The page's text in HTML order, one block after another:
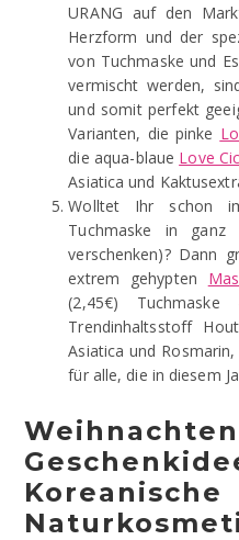
URANG auf den
Herzform und der
von Tuchmaske und
vermischt werden,
und somit perfekt
Varianten, die pinke
die aqua-blaue Love
Asiatica und
Wolltet Ihr schon
Tuchmaske in ganz
verschenken)? Dann
extrem gehypten
(2,45€)
Trendinhaltsstoff
Asiatica und
für alle, die in diesem
Koreanische